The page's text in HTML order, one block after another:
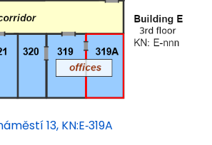
13, KN:E‑319A